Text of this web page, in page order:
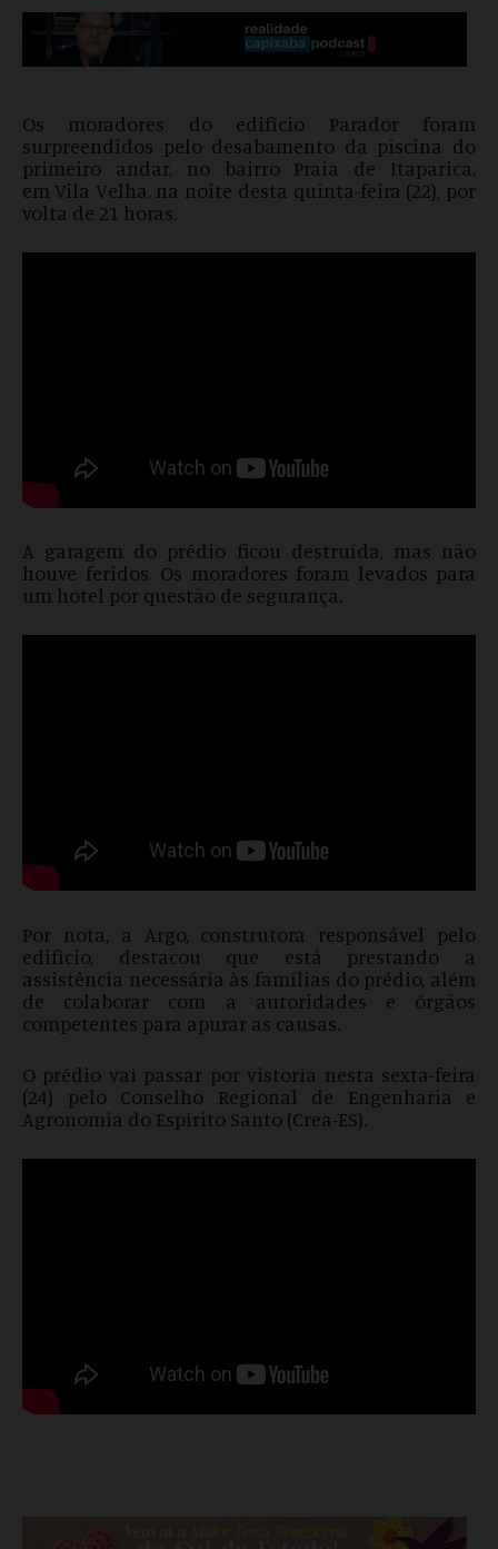
Os moradores do edifício Parador foram
surpreendidos pelo desabamento da piscina do
primeiro andar, no bairro Praia de Itaparica,
em Vila Velha, na noite desta quinta-feira (22), por
volta de 21 horas.
A garagem do prédio ficou destruída, mas não
houve feridos. Os moradores foram levados para
um hotel por questão de segurança.
Por nota, a Argo, construtora responsável pelo
edifício, destacou que está prestando a
assistência necessária às famílias do prédio, além
de colaborar com a autoridades e órgãos
competentes para apurar as causas.
O prédio vai passar por vistoria nesta sexta-feira
(24) pelo Conselho Regional de Engenharia e
Agronomia do Espírito Santo (Crea-ES).